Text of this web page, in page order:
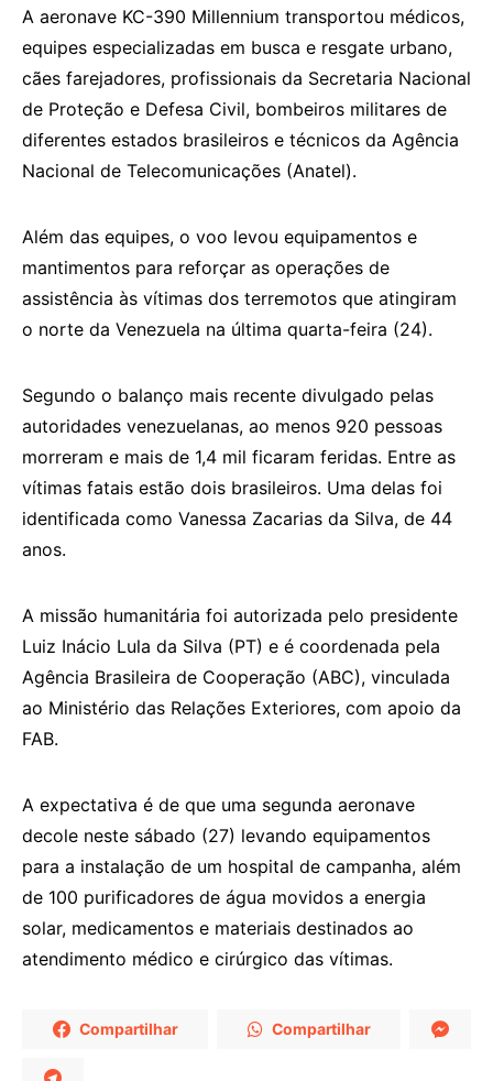
A aeronave KC-390 Millennium transportou médicos,
equipes especializadas em busca e resgate urbano,
cães farejadores, profissionais da Secretaria Nacional
de Proteção e Defesa Civil, bombeiros militares de
diferentes estados brasileiros e técnicos da Agência
Nacional de Telecomunicações (Anatel).
Além das equipes, o voo levou equipamentos e
mantimentos para reforçar as operações de
assistência às vítimas dos terremotos que atingiram
o norte da Venezuela na última quarta-feira (24).
Segundo o balanço mais recente divulgado pelas
autoridades venezuelanas, ao menos 920 pessoas
morreram e mais de 1,4 mil ficaram feridas. Entre as
vítimas fatais estão dois brasileiros. Uma delas foi
identificada como Vanessa Zacarias da Silva, de 44
anos.
A missão humanitária foi autorizada pelo presidente
Luiz Inácio Lula da Silva (PT) e é coordenada pela
Agência Brasileira de Cooperação (ABC), vinculada
ao Ministério das Relações Exteriores, com apoio da
FAB.
A expectativa é de que uma segunda aeronave
decole neste sábado (27) levando equipamentos
para a instalação de um hospital de campanha, além
de 100 purificadores de água movidos a energia
solar, medicamentos e materiais destinados ao
atendimento médico e cirúrgico das vítimas.
Compartilhar Compartilhar